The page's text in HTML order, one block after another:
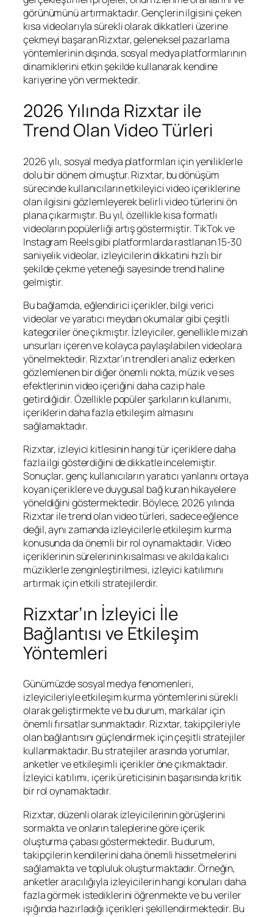
görünümünü artırmaktadır. Gençlerin ilgisini çeken
kısa videolarıyla sürekli olarak dikkatleri üzerine
çekmeyi başaran Rizxtar, geleneksel pazarlama
yöntemlerinin dışında, sosyal medya platformlarının
dinamiklerini etkin şekilde kullanarak kendine
kariyerine yön vermektedir.
2026 Yılında Rizxtar ile
Trend Olan Video Türleri
2026 yılı, sosyal medya platformları için yeniliklerle
dolu bir dönem olmuştur. Rizxtar, bu dönüşüm
sürecinde kullanıcıların etkileyici video içeriklerine
olan ilgisini gözlemleyerek belirli video türlerini ön
plana çıkarmıştır. Bu yıl, özellikle kısa formatlı
videoların popülerliği artış göstermiştir. TikTok ve
Instagram Reels gibi platformlarda rastlanan 15-30
saniyelik videolar, izleyicilerin dikkatini hızlı bir
şekilde çekme yeteneği sayesinde trend haline
gelmiştir.
Bu bağlamda, eğlendirici içerikler, bilgi verici
videolar ve yaratıcı meydan okumalar gibi çeşitli
kategoriler öne çıkmıştır. İzleyiciler, genellikle mizah
unsurları içeren ve kolayca paylaşılabilen videolara
yönelmektedir. Rizxtar’ın trendleri analiz ederken
gözlemlenen bir diğer önemli nokta, müzik ve ses
efektlerinin video içeriğini daha cazip hale
getirdiğidir. Özellikle popüler şarkıların kullanımı,
içeriklerin daha fazla etkileşim almasını
sağlamaktadır.
Rizxtar, izleyici kitlesinin hangi tür içeriklere daha
fazla ilgi gösterdiğini de dikkatle incelemiştir.
Sonuçlar, genç kullanıcıların yaratıcı yanlarını ortaya
koyan içeriklere ve duygusal bağ kuran hikayelere
yöneldiğini göstermektedir. Böylece, 2026 yılında
Rizxtar ile trend olan video türleri, sadece eğlence
değil, aynı zamanda izleyicilerle etkileşim kurma
konusunda da önemli bir rol oynamaktadır. Video
içeriklerinin sürelerinin kısalması ve akılda kalıcı
müziklerle zenginleştirilmesi, izleyici katılımını
artırmak için etkili stratejilerdir.
Rizxtar’ın İzleyici İle
Bağlantısı ve Etkileşim
Yöntemleri
Günümüzde sosyal medya fenomenleri,
izleyicileriyle etkileşim kurma yöntemlerini sürekli
olarak geliştirmekte ve bu durum, markalar için
önemli fırsatlar sunmaktadır. Rizxtar, takipçileriyle
olan bağlantısını güçlendirmek için çeşitli stratejiler
kullanmaktadır. Bu stratejiler arasında yorumlar,
anketler ve etkileşimli içerikler öne çıkmaktadır.
İzleyici katılımı, içerik üreticisinin başarısında kritik
bir rol oynamaktadır.
Rizxtar, düzenli olarak izleyicilerinin görüşlerini
sormakta ve onların taleplerine göre içerik
oluşturma çabası göstermektedir. Bu durum,
takipçilerin kendilerini daha önemli hissetmelerini
sağlamakta ve topluluk oluşturmaktadır. Örneğin,
anketler aracılığıyla izleyicilerin hangi konuları daha
fazla görmek istediklerini öğrenmekte ve bu veriler
ışığında hazırladığı içerikleri şekillendirmektedir. Bu